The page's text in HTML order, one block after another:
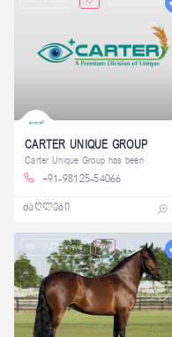
CARTER UNIQUE GROUP
Carter Unique Group has been
+91-98125-54066
ძაღლები
1,274 views